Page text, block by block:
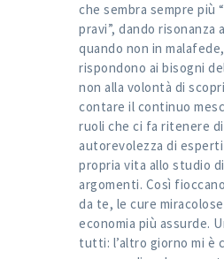
che sembra sempre più
pravi”, dando risonanza
quando non in
rispondono ai bisogni
non alla volontà di
contare il continuo
ruoli che ci fa ritenere
autorevolezza di
propria vita allo studio
argomenti. Così
da te, le cure
economia più assurde.
tutti: l’altro giorno mi è